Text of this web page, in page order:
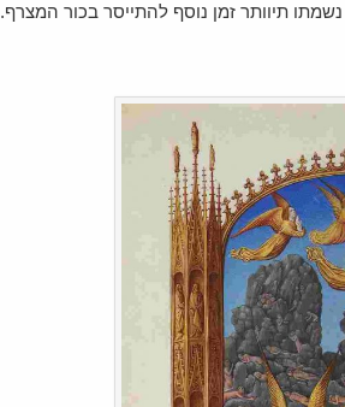
תיוותר זמן נוסף להתייסר בכור המצרף.